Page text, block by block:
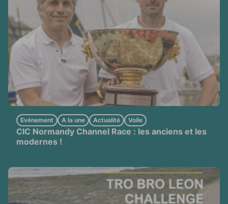
CIC Normandy Channel Race : les anciens et les
modernes !
Evénement A la une Actualité Voile